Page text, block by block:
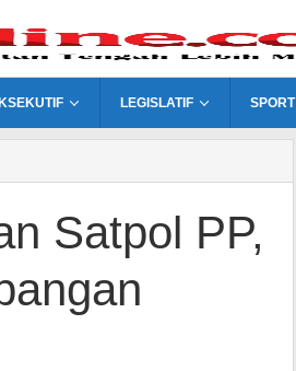
LEGISLATIF SPORT
Satpol PP,